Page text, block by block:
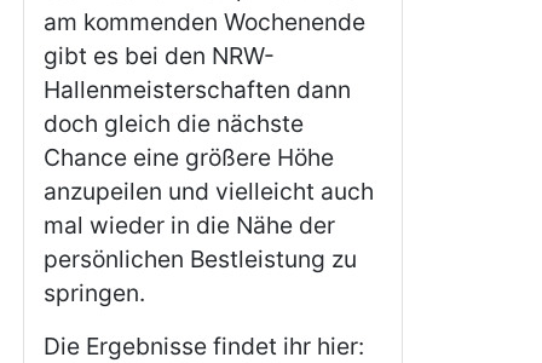
am kommenden Wochenende
gibt es bei den NRW-
Hallenmeisterschaften dann
doch gleich die nächste
Chance eine größere Höhe
anzupeilen und vielleicht auch
mal wieder in die Nähe der
persönlichen Bestleistung zu
springen.
Die Ergebnisse findet ihr hier: